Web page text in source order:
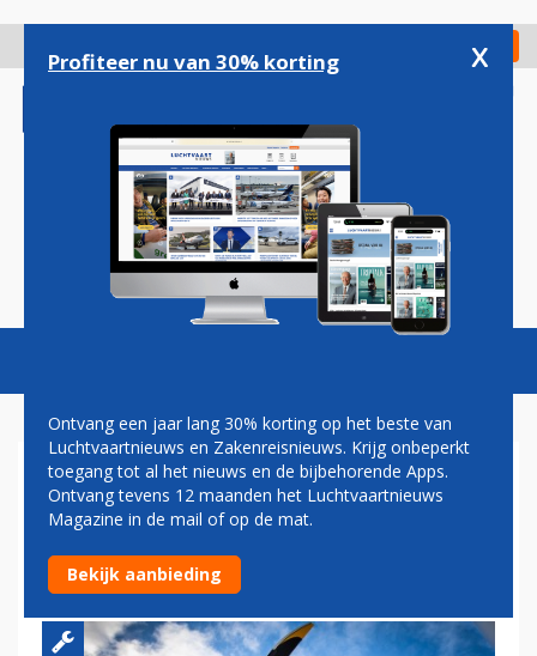
gaan
Check in
Magazine Podcasts Vacatures
ATR REKENT OP GROEIENDE
VRAAG NAAR TURBOPROPS,
MAAR WACHT NOG MET EVO
Profiteer nu van 30% korting x
Ontvang een jaar lang 30% korting op het beste van
Luchtvaartnieuws en Zakenreisnieuws. Krijg onbeperkt
toegang tot al het nieuws en de bijbehorende Apps.
Ontvang tevens 12 maanden het Luchtvaartnieuws
Magazine in de mail of op de mat.
Bekijk aanbieding